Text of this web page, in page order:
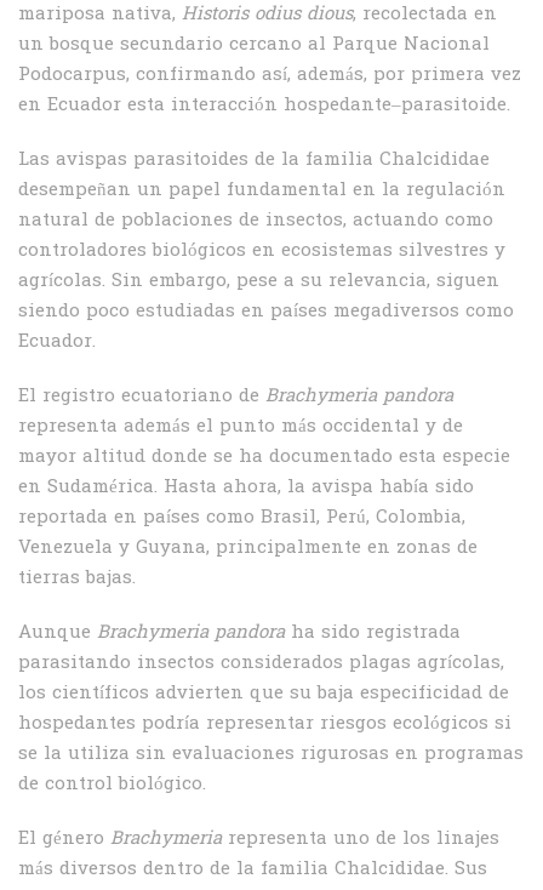
mariposa nativa, Historis odius dious, recolectada en
un bosque secundario cercano al Parque Nacional
Podocarpus, confirmando así, además, por primera vez
en Ecuador esta interacción hospedante–parasitoide.
Las avispas parasitoides de la familia Chalcididae
desempeñan un papel fundamental en la regulación
natural de poblaciones de insectos, actuando como
controladores biológicos en ecosistemas silvestres y
agrícolas. Sin embargo, pese a su relevancia, siguen
siendo poco estudiadas en países megadiversos como
Ecuador.
El registro ecuatoriano de Brachymeria pandora
representa además el punto más occidental y de
mayor altitud donde se ha documentado esta especie
en Sudamérica. Hasta ahora, la avispa había sido
reportada en países como Brasil, Perú, Colombia,
Venezuela y Guyana, principalmente en zonas de
tierras bajas.
Aunque Brachymeria pandoraha sido registrada
parasitando insectos considerados plagas agrícolas,
los científicos advierten que su baja especificidad de
hospedantes podría representar riesgos ecológicos si
se la utiliza sin evaluaciones rigurosas en programas
de control biológico.
El género Brachymeria representa uno de los linajes
más diversos dentro de la familia Chalcididae. Sus